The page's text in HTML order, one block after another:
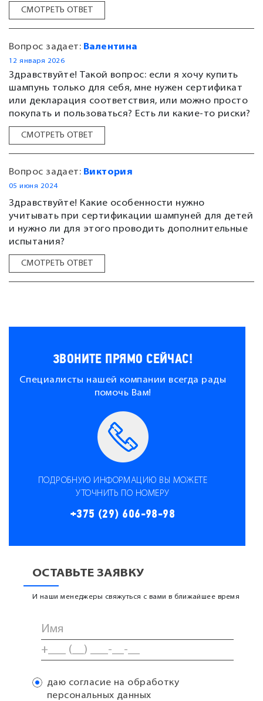
СМОТРЕТЬ ОТВЕТ
Вопрос задает: Валентина
12 января 2026
Здравствуйте! Такой вопрос: если я хочу купить
шампунь только для себя, мне нужен сертификат
или декларация соответствия, или можно просто
покупать и пользоваться? Есть ли какие-то риски?
СМОТРЕТЬ ОТВЕТ
Вопрос задает: Виктория
05 июня 2024
Здравствуйте! Какие особенности нужно
учитывать при сертификации шампуней для детей
и нужно ли для этого проводить дополнительные
испытания?
СМОТРЕТЬ ОТВЕТ
ЗВОНИТЕ ПРЯМО СЕЙЧАС!
Специалисты нашей компании всегда рады
помочь Вам!
ПОДРОБНУЮ ИНФОРМАЦИЮ ВЫ МОЖЕТЕ
УТОЧНИТЬ ПО НОМЕРУ
+375 (29) 606-98-98
ОСТАВЬТЕ ЗАЯВКУ
И наши менеджеры свяжуться с вами в ближайшее время
даю согласие на обработку
персональных данных